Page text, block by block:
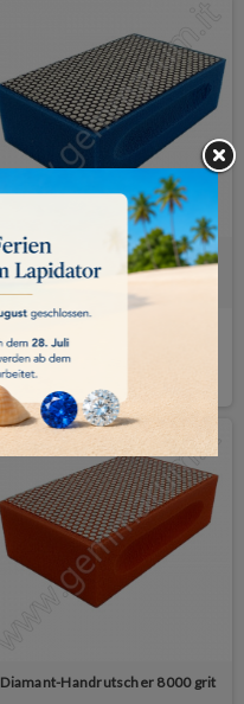
Diamant-Handrutscher 1000 grit
Diamant-Handrutscher 8000 grit